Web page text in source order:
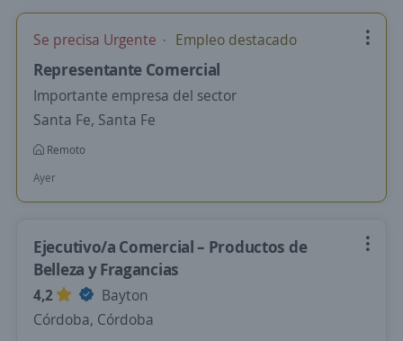
Se precisa Urgente Empleo destacado
Representante Comercial
Importante empresa del sector
Santa Fe, Santa Fe
Remoto
Ayer
Ejecutivo/a Comercial – Productos de
Belleza y Fragancias
4,2
Bayton
Córdoba, Córdoba